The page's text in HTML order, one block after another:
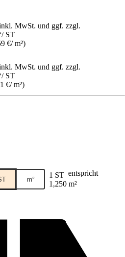
MwSt. und ggf. zzgl.
/ ST
€/ m²)
MwSt. und ggf. zzgl.
/ ST
€/ m²)
m² 1 ST entspricht
1,250 m²